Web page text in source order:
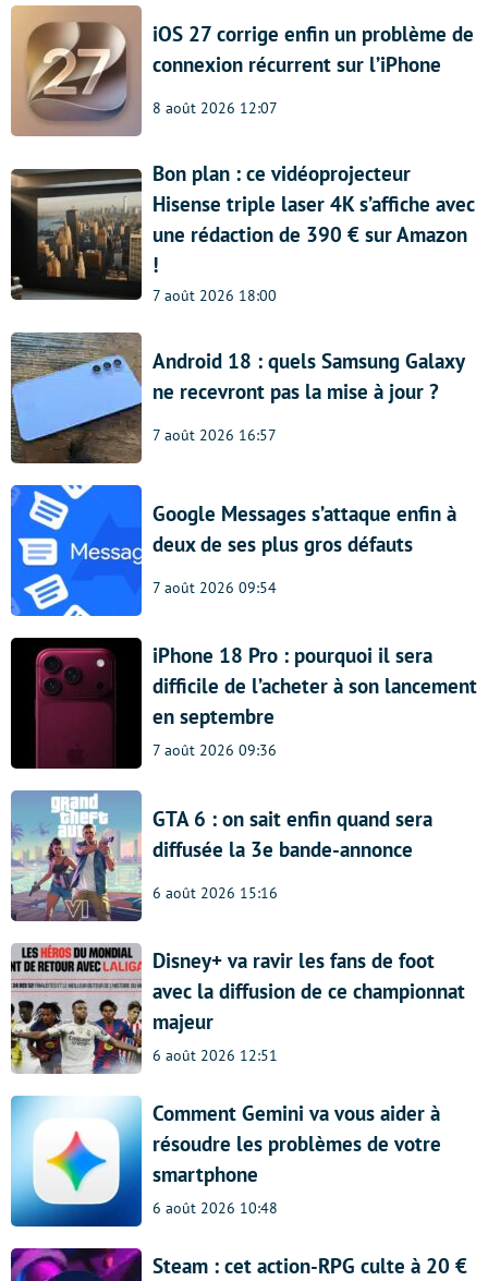
iOS 27 corrige enfin un problème de
connexion récurrent sur l’iPhone
8 août 2026 12:07
Bon plan : ce vidéoprojecteur
Hisense triple laser 4K s’affiche avec
une rédaction de 390 € sur Amazon
!
7 août 2026 18:00
Android 18 : quels Samsung Galaxy
ne recevront pas la mise à jour ?
7 août 2026 16:57
Google Messages s’attaque enfin à
deux de ses plus gros défauts
7 août 2026 09:54
iPhone 18 Pro : pourquoi il sera
difficile de l’acheter à son lancement
en septembre
7 août 2026 09:36
GTA 6 : on sait enfin quand sera
diffusée la 3e bande-annonce
6 août 2026 15:16
Disney+ va ravir les fans de foot
avec la diffusion de ce championnat
majeur
6 août 2026 12:51
Comment Gemini va vous aider à
résoudre les problèmes de votre
smartphone
6 août 2026 10:48
Steam : cet action-RPG culte à 20 €